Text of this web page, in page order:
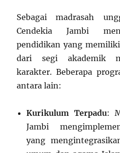
Sebagai madrasah
Cendekia Jambi
pendidikan yang
dari segi akademik
karakter. Beberapa
antara lain:
Kurikulum Terpadu:
Jambi
yang